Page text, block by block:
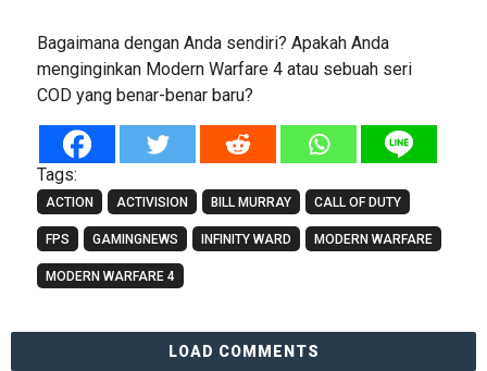
Bagaimana dengan Anda sendiri? Apakah Anda
menginginkan Modern Warfare 4 atau sebuah seri
COD yang benar-benar baru?
Tags:
ACTION ACTIVISION BILL MURRAY CALL OF DUTY
FPS GAMINGNEWS INFINITY WARD MODERN WARFARE
MODERN WARFARE 4
LOAD COMMENTS